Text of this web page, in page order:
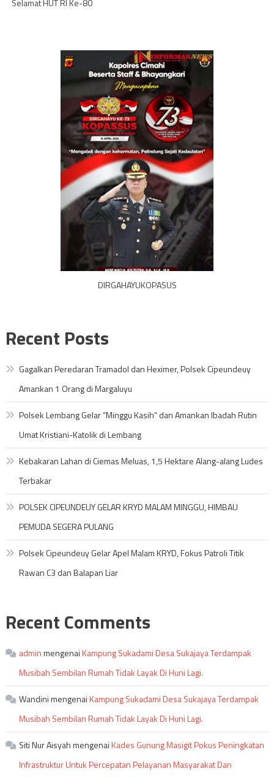
Selamat HUT RI Ke-80
DIRGAHAYUKOPASUS
Recent Posts
Gagalkan Peredaran Tramadol dan Heximer, Polsek Cipeundeuy
Amankan 1 Orang di Margaluyu
Polsek Lembang Gelar “Minggu Kasih” dan Amankan Ibadah Rutin
Umat Kristiani-Katolik di Lembang
Kebakaran Lahan di Ciemas Meluas, 1,5 Hektare Alang-alang Ludes
Terbakar
POLSEK CIPEUNDEUY GELAR KRYD MALAM MINGGU, HIMBAU
PEMUDA SEGERA PULANG
Polsek Cipeundeuy Gelar Apel Malam KRYD, Fokus Patroli Titik
Rawan C3 dan Balapan Liar
Recent Comments
adminmengenaiKampung Sukadami Desa Sukajaya Terdampak
Musibah Sembilan Rumah Tidak Layak Di Huni Lagi.
WandinimengenaiKampung Sukadami Desa Sukajaya Terdampak
Musibah Sembilan Rumah Tidak Layak Di Huni Lagi.
Siti Nur AisyahmengenaiKades Gunung Masigit Pokus Peningkatan
Infrastruktur Untuk Percepatan Pelayanan Masyarakat Dan